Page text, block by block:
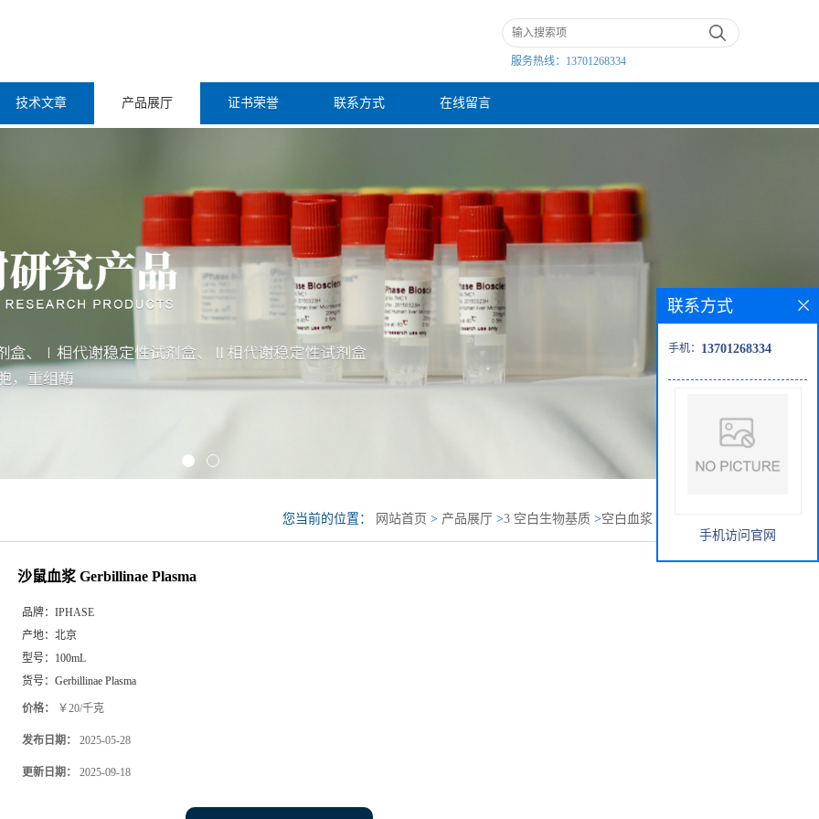
服务热线： 13701268334
技术文章 产品展厅 证书荣誉 联系方式 在线留言
您当前的位置： 网站首页 > 产品展厅 >3 空白生物基质 >空白血浆
沙鼠血浆 Gerbillinae Plasma
品牌： IPHASE
产地： 北京
型号： 100mL
货号： Gerbillinae Plasma
价格： ￥20/千克
发布日期： 2025-05-28
更新日期： 2025-09-18
联系方式
手机： 13701268334
手机访问官网